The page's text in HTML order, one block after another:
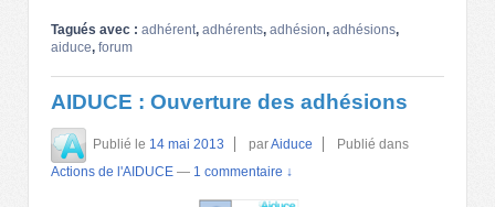
Tagués avec : adhérent, adhérents, adhésion, adhésions,
aiduce, forum
AIDUCE : Ouverture des adhésions
Publié le 14 mai 2013 parAiduce
Publié dans
Actions de l'AIDUCE — 1 commentaire ↓